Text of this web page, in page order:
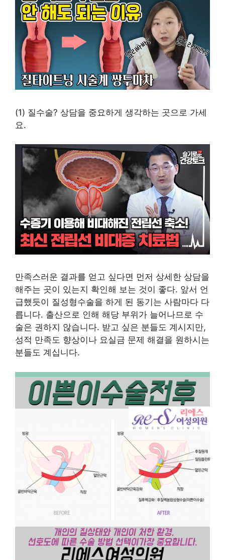
(1) 질수술? 상담을 중요하게 생각하는 곳으로 가세
요.
만족스러운 결과를 얻고 싶다면 먼저 상세한 상담을
해주는 곳이 있는지 확인해 보는 것이 좋다. 앞서 언
급했듯이 질성형수술을 하게 된 동기는 사람마다 다
릅니다. 출산으로 인해 해당 부위가 늘어나므로 수
술은 권하지 않습니다. 받고 싶은 분들도 계시지만,
성적 만족도 향상이나 요실금 문제 해결을 원하시는
분들도 계십니다.